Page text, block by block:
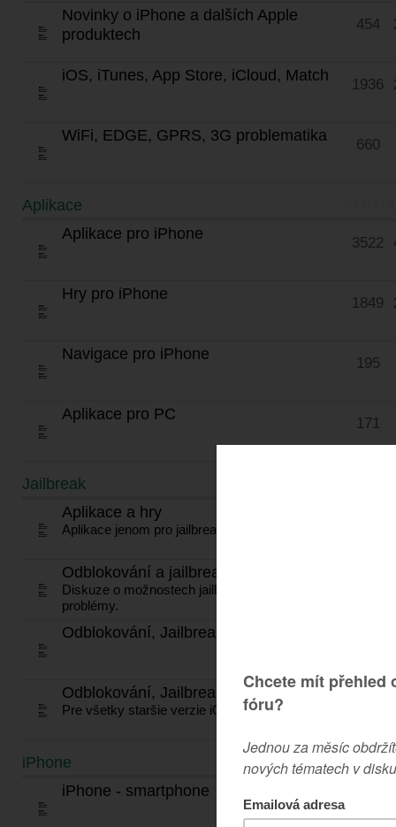
Novinky o iPhone a dalších Apple
produktech
454
iOS, iTunes, App Store, iCloud, Match
1936
WiFi, EDGE, GPRS, 3G problematika
660
Aplikace
Aplikace pro iPhone
3522
Hry pro iPhone
1849
Navigace pro iPhone
195
Aplikace pro PC
171
Jailbreak
Aplikace a hry
Aplikace jenom pro jailbreaknuté zařízení.
Odblokování a jailbreak iOS
Diskuze o možnostech jailbreaku, novinky, dění,
problémy.
Odblokování, Jailbreak iOS 7.*
Odblokování, Jailbreak iOS 1 - iOS 6
Pre všetky staršie verzie iOS.
iPhone TÉMATA
iPhone - smartphone